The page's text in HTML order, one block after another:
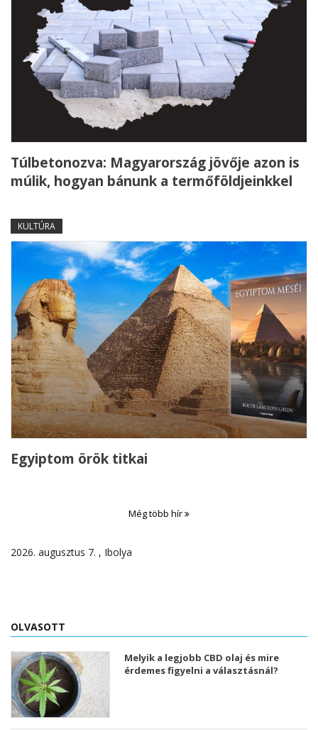
Túlbetonozva: Magyarország jövője azon is
múlik, hogyan bánunk a termőföldjeinkkel
KULTÚRA
Egyiptom örök titkai
Még több hír
2026. augusztus 7. , Ibolya
OLVASOTT
Melyik a legjobb CBD olaj és mire
érdemes figyelni a választásnál?